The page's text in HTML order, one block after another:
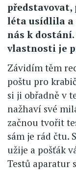
představovat,
léta usídlila a
nás k
vlastnosti je
Závidím těm
poštu pro
si ji obřadně v
nažhaví své
začnou tvořit
sám je rád čtu.
užije a pošťák
Testů aparatur